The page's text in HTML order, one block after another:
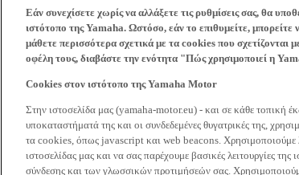
Εάν συνεχίσετε χωρίς να αλλάξετε τις ρυθμίσεις σας, θα
ιστότοπο της Yamaha. Ωστόσο, εάν το επιθυμείτε, μπορείτε
μάθετε περισσότερα σχετικά με τα cookies που σχετίζονται
οφέλη τους, διαβάστε την ενότητα "Πώς χρησιμοποιεί η
Cookies στον ιστότοπο της Yamaha Motor
Στην ιστοσελίδα μας (yamaha-motor.eu) - και σε κάθε τοπική
υποκαταστήματά της και οι συνδεδεμένες θυγατρικές της,
τα cookies, όπως javascript και web beacons. Χρησιμοποιούμε
ιστοσελίδας μας και να σας παρέχουμε βασικές λειτουργίες
σύνδεσης και των γλωσσικών προτιμήσεών σας.